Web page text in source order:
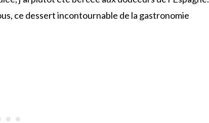
ce dessert incontournable de la gastronomie